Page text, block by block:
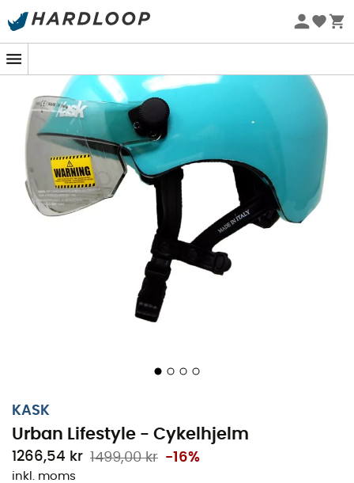
-5% Extra - Kode Summer5
KASK
Urban Lifestyle - Cykelhjelm
1266,54 kr 1499,00 kr -16%
inkl. moms